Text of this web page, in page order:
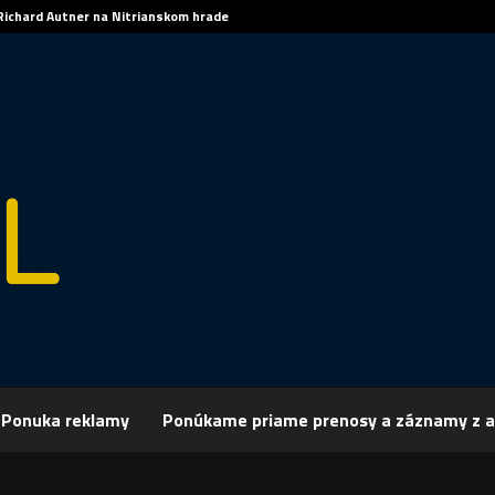
Autner na Nitrianskom hrade
Ponuka reklamy Ponúkame priame prenosy a záznamy z
Archív Publicistika REGIÓN: Vianočný koncert študentov